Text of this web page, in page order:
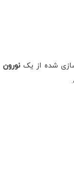
شده از یکنورون